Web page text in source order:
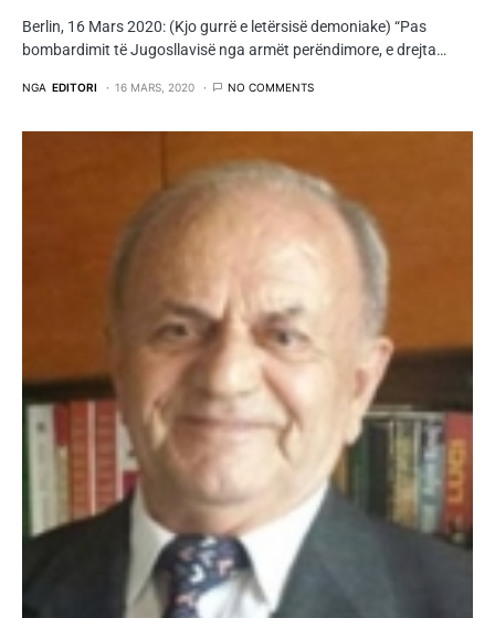
Berlin, 16 Mars 2020: (Kjo gurrë e letërsisë demoniake) “Pas
bombardimit të Jugosllavisë nga armët perëndimore, e drejta…
NGA EDITORI 16 MARS, 2020 NO COMMENTS